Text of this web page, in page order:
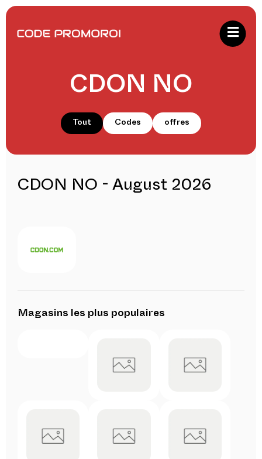
CDON NO
Tout Codes offres
CDON NO - August 2026
Magasins les plus populaires